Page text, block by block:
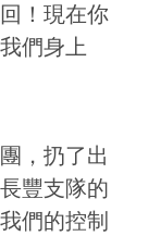
！現在你
們身上
，扔了出
豐支隊的
們的控制